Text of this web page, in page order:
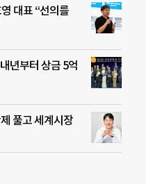
대표 “선의를
년부터 상금 5억
풀고 세계시장